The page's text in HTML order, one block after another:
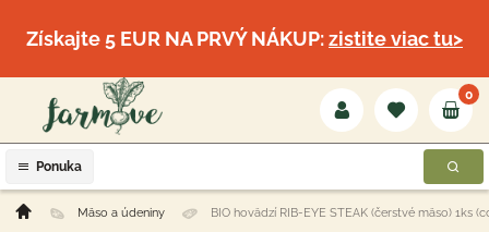
Získajte 5 EUR NA PRVÝ NÁKUP:zistite viac tu>
Ponuka
0
Mäso a údeniny BIO hovädzí RIB-EYE STEAK (čerstvé mäso) 1ks